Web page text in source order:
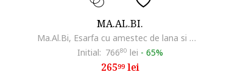
MA.AL.BI.
Ma.Al.Bi, Esarfa cu amestec de lana si matase cu model houndstooth
Initial: 76680 lei - 65%
26599lei